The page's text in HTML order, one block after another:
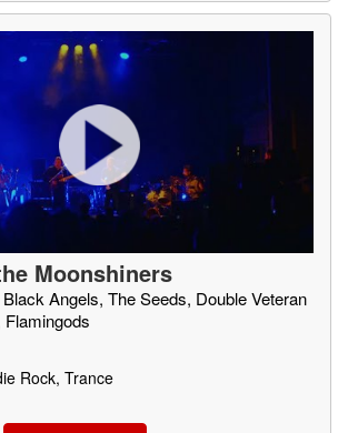
Moonshiners
Angels, The Seeds, Double Veteran
Rock, Trance